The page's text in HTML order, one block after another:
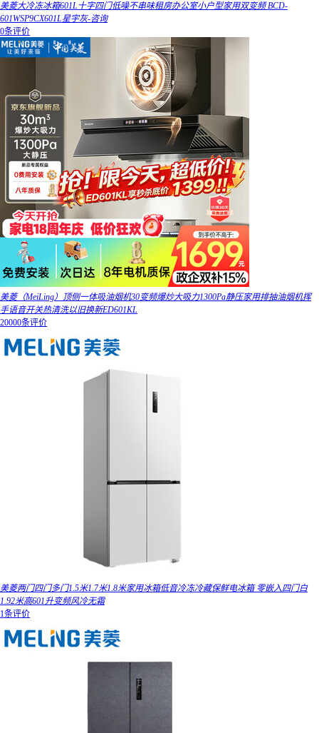
美菱大冷冻冰箱601L十字四门低噪不串味租房办公室小户型家用双变频 BCD-
601WSP9CX601L星宇灰-咨询
0条评价
美菱（MeiLing）顶侧一体吸油烟机30变频爆炒大吸力1300Pa静压家用排抽油烟机挥
手语音开关热清洗以旧换新ED601KL
20000条评价
美菱两门四门多门1.5米1.7米1.8米家用冰箱低音冷冻冷藏保鲜电冰箱 零嵌入四门白
1.92米高601升变频风冷无霜
1条评价